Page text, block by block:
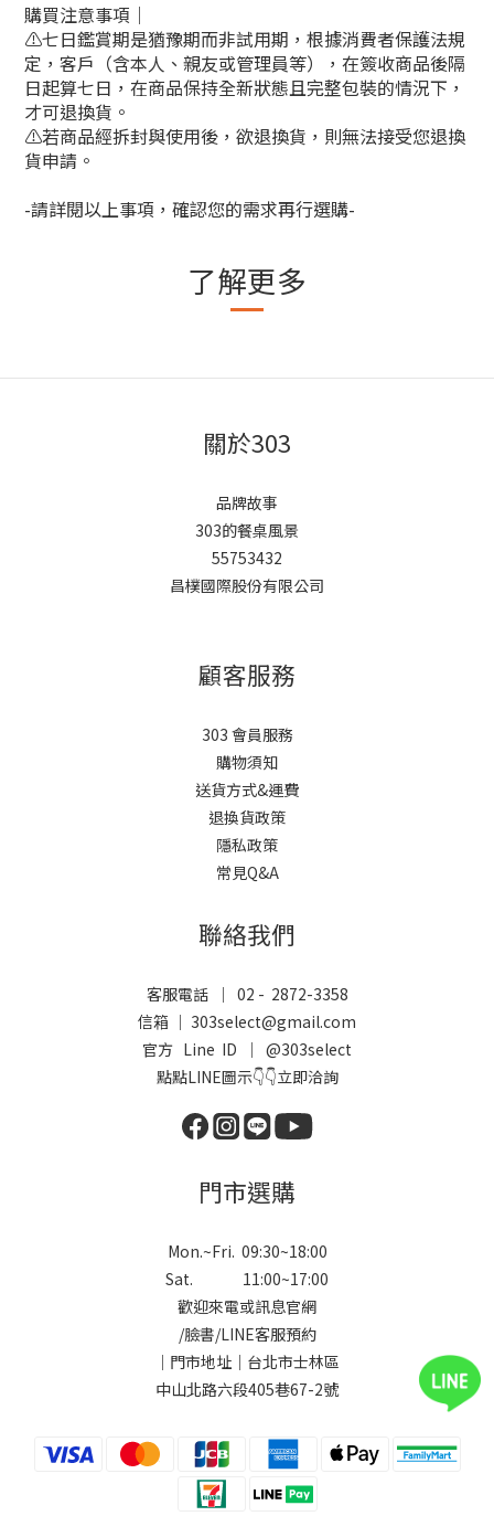
購買注意事項｜
⚠️七日鑑賞期是猶豫期而非試用期，根據消費者保護法規
定，客戶（含本人、親友或管理員等），在簽收商品後隔
日起算七日，在商品保持全新狀態且完整包裝的情況下，
才可退換貨。
⚠️若商品經拆封與使用後，欲退換貨，則無法接受您退換
貨申請。
-請詳閱以上事項，確認您的需求再行選購-
了解更多
關於303
品牌故事
303的餐桌風景
55753432
昌樸國際股份有限公司
顧客服務
303 會員服務
購物須知
送貨方式&運費
退換貨政策
隱私政策
常見Q&A
聯絡我們
客服電話 ｜ 02 - 2872-3358
信箱 ｜ 303select@gmail.com
官方 Line ID ｜ @303select
點點LINE圖示👇👇立即洽詢
門市選購
Mon.~Fri. 09:30~18:00
Sat. 11:00~17:00
歡迎來電或訊息官網
/臉書/LINE客服預約
｜門市地址｜台北市士林區
中山北路六段405巷67-2號